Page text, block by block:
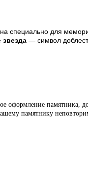
специально для
звезда — символ
оформление памятника,
памятнику